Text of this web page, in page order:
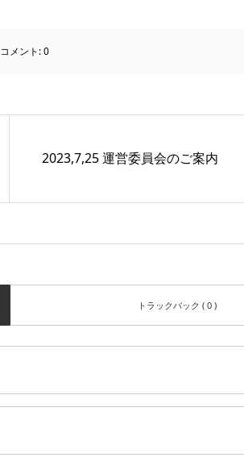
コメント:0
2023,7,25 運営委員会のご案内
トラックバック ( 0 )